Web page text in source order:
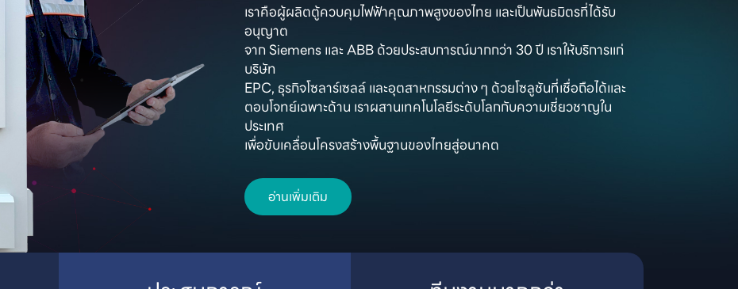
เราคือผู้ผลิตตู้ควบคุมไฟฟ้าคุณภาพสูงของไทย และเป็นพันธมิตรที่ได้รับ
อนุญาต
จาก Siemens และ ABB ด้วยประสบการณ์มากกว่า 30 ปี เราให้บริการแก่
บริษัท
EPC, ธุรกิจโซลาร์เซลล์ และอุตสาหกรรมต่าง ๆ ด้วยโซลูชันที่เชื่อถือได้และ
ตอบโจทย์เฉพาะด้าน เราผสานเทคโนโลยีระดับโลกกับความเชี่ยวชาญใน
ประเทศ
เพื่อขับเคลื่อนโครงสร้างพื้นฐานของไทยสู่อนาคต
อ่านเพิ่มเติม